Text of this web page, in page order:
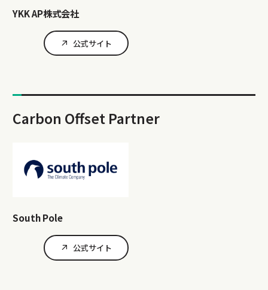
YKK AP株式会社
公式サイト
Carbon Offset Partner
South Pole
公式サイト